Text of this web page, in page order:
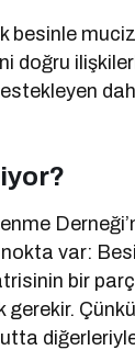
besinle
doğru
var:
bir
Çünkü